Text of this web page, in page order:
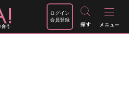
う
ログイン
会員登録